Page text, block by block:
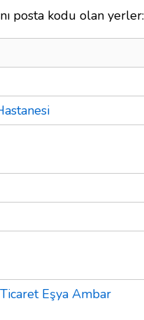
posta kodu olan yerler:
Eşya Ambar